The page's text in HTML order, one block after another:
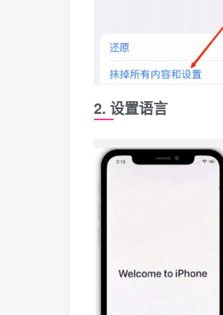
2. 设置语言